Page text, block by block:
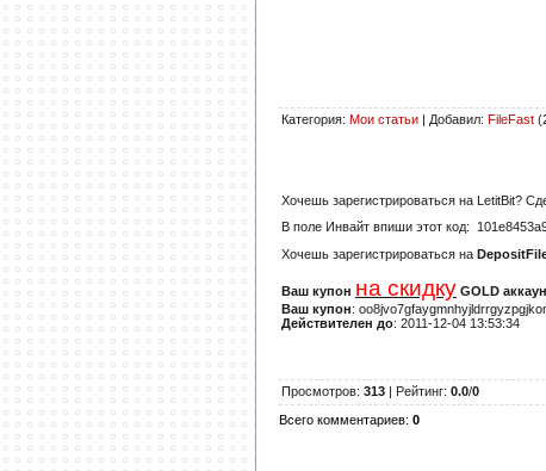
Категория: Мои статьи | Добавил: FileFast
Хочешь зарегистрироваться на LetitBit?
В поле Инвайт впиши этот код:
Хочешь зарегистрироваться на
Ваш купон на скидку GOLD
Ваш купон:
Действителен до: 2011-12-04 13:53:34
Просмотров: 313 | Рейтинг: 0.0/0
Всего комментариев: 0